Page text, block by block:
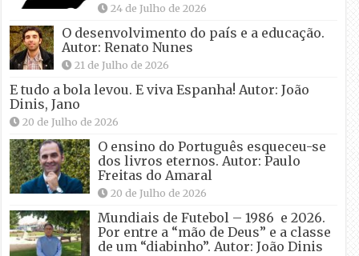
24 de Julho de 2026
O desenvolvimento do país e a educação.
Autor: Renato Nunes
21 de Julho de 2026
E tudo a bola levou. E viva Espanha! Autor: João
Dinis, Jano
20 de Julho de 2026
O ensino do Português esqueceu-se
dos livros eternos. Autor: Paulo
Freitas do Amaral
20 de Julho de 2026
Mundiais de Futebol – 1986 e 2026.
Por entre a “mão de Deus” e a classe
de um “diabinho”. Autor: João Dinis